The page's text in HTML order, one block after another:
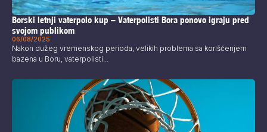
Borski letnji vaterpolo kup – Vaterpolisti Bora ponovo igraju pred
svojom publikom
06/08/2025
Nakon dužeg vremenskog perioda, velikih problema sa korišćenjem
bazena u Boru, vaterpolisti...